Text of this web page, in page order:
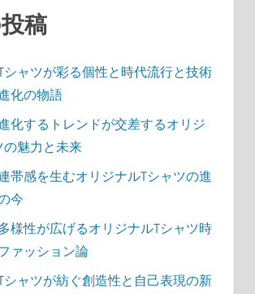
稿
シャツが彩る個性と時代流行と技術
化の物語
化するトレンドが交差するオリジ
の魅力と未来
帯感を生むオリジナルTシャツの進
今
様性が広げるオリジナルTシャツ時
ァッション論
シャツが紡ぐ創造性と自己表現の新